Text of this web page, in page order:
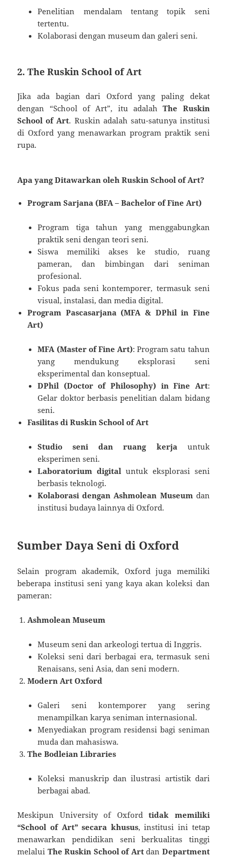
Penelitian mendalam tentang topik seni
tertentu.
Kolaborasi dengan museum dan galeri seni.
2. The Ruskin School of Art
Jika ada bagian dari Oxford yang paling dekat
dengan “School of Art”, itu adalahThe Ruskin
School of Art. Ruskin adalah satu-satunya institusi
di Oxford yang menawarkan program praktik seni
rupa.
Apa yang Ditawarkan oleh Ruskin School of Art?
Program Sarjana (BFA – Bachelor of Fine Art)
Program tiga tahun yang menggabungkan
praktik seni dengan teori seni.
Siswa memiliki akses ke studio, ruang
pameran, dan bimbingan dari seniman
profesional.
Fokus pada seni kontemporer, termasuk seni
visual, instalasi, dan media digital.
Program Pascasarjana (MFA & DPhil in Fine
Art)
MFA (Master of Fine Art): Program satu tahun
yang mendukung eksplorasi seni
eksperimental dan konseptual.
DPhil (Doctor of Philosophy) in Fine Art:
Gelar doktor berbasis penelitian dalam bidang
seni.
Fasilitas di Ruskin School of Art
Studio seni dan ruang kerja untuk
eksperimen seni.
Laboratorium digital untuk eksplorasi seni
berbasis teknologi.
Kolaborasi dengan Ashmolean Museum dan
institusi budaya lainnya di Oxford.
Sumber Daya Seni di Oxford
Selain program akademik, Oxford juga memiliki
beberapa institusi seni yang kaya akan koleksi dan
pameran:
Ashmolean Museum
Museum seni dan arkeologi tertua di Inggris.
Koleksi seni dari berbagai era, termasuk seni
Renaisans, seni Asia, dan seni modern.
Modern Art Oxford
Galeri seni kontemporer yang sering
menampilkan karya seniman internasional.
Menyediakan program residensi bagi seniman
muda dan mahasiswa.
The Bodleian Libraries
Koleksi manuskrip dan ilustrasi artistik dari
berbagai abad.
Meskipun University of Oxfordtidak memiliki
“School of Art” secara khusus, institusi ini tetap
menawarkan pendidikan seni berkualitas tinggi
melalui The Ruskin School of Artdan Department